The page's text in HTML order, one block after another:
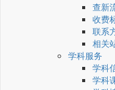
查新
收费
联系
相关
学科服务
学科
学科